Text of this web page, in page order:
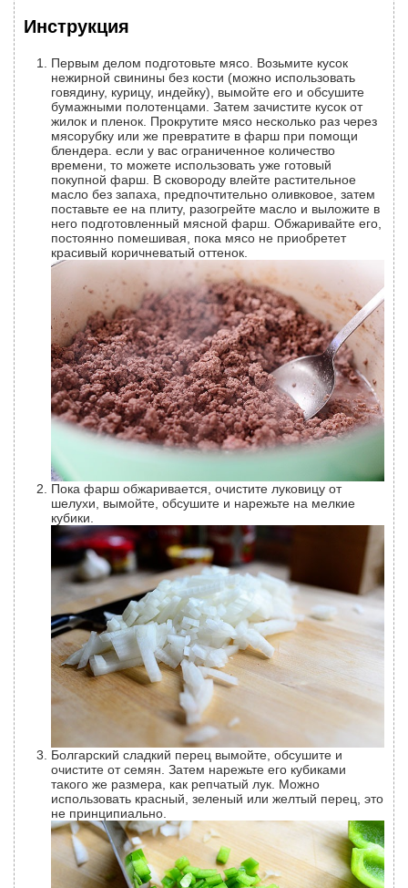
Инструкция
Первым делом подготовьте мясо. Возьмите кусок
нежирной свинины без кости (можно использовать
говядину, курицу, индейку), вымойте его и обсушите
бумажными полотенцами. Затем зачистите кусок от
жилок и пленок. Прокрутите мясо несколько раз через
мясорубку или же превратите в фарш при помощи
блендера. если у вас ограниченное количество
времени, то можете использовать уже готовый
покупной фарш. В сковороду влейте растительное
масло без запаха, предпочтительно оливковое, затем
поставьте ее на плиту, разогрейте масло и выложите в
него подготовленный мясной фарш. Обжаривайте его,
постоянно помешивая, пока мясо не приобретет
красивый коричневатый оттенок.
Пока фарш обжаривается, очистите луковицу от
шелухи, вымойте, обсушите и нарежьте на мелкие
кубики.
Болгарский сладкий перец вымойте, обсушите и
очистите от семян. Затем нарежьте его кубиками
такого же размера, как репчатый лук. Можно
использовать красный, зеленый или желтый перец, это
не принципиально.